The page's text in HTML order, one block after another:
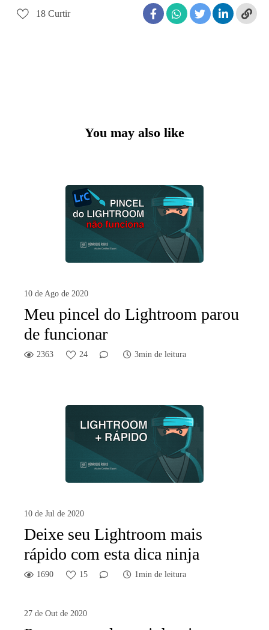
18 Curtir
You may also like
10 de Ago de 2020
Meu pincel do Lightroom parou
de funcionar
2363 24 3min de leitura
10 de Jul de 2020
Deixe seu Lightroom mais
rápido com esta dica ninja
1690 15 1min de leitura
27 de Out de 2020